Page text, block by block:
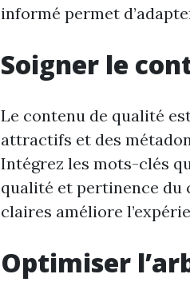
informé permet
Soigner le
Le contenu de qualité
attractifs et des
Intégrez les mots-clés
qualité et pertinence du
claires améliore
Optimiser